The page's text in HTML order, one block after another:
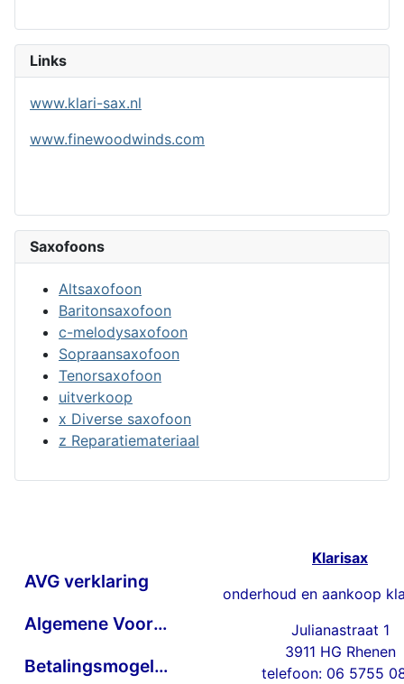
Links
www.klari-sax.nl
www.finewoodwinds.com
Saxofoons
Altsaxofoon
Baritonsaxofoon
c-melodysaxofoon
Sopraansaxofoon
Tenorsaxofoon
uitverkoop
x Diverse saxofoon
z Reparatiemateriaal
AVG verklaring
Algemene Voorwaarden
Betalingsmogelijkheden
Klarisax
onderhoud en aankoop
Julianastraat 1
3911 HG Rhenen
telefoon: 06 5755